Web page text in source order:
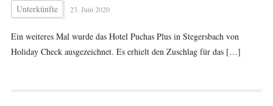
Unterkünfte 23. Juni 2020
Ein weiteres Mal wurde das Hotel Puchas Plus in Stegersbach von
Holiday Check ausgezeichnet. Es erhielt den Zuschlag für das […]